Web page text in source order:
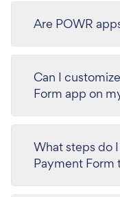
Are POWR
Can I
Form app on
What steps do
Payment Form